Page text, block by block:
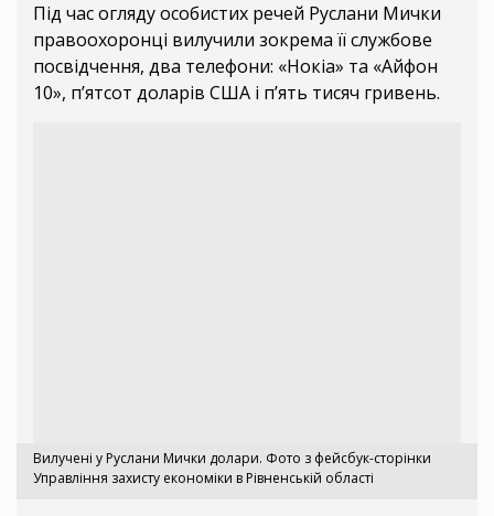
Під час огляду особистих речей Руслани Мички
правоохоронці вилучили зокрема її службове
посвідчення, два телефони: «Нокіа» та «Айфон
10», п’ятсот доларів США і п’ять тисяч гривень.
Вилучені у Руслани Мички долари. Фото з фейсбук-сторінки
Управління захисту економіки в Рівненській області